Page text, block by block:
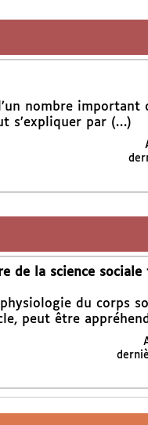
nombre important
s’expliquer par (…)
de la science
du corps
peut être